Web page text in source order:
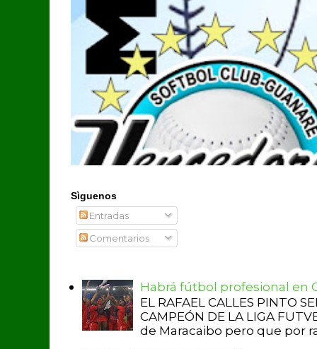
Sìguenos
Entradas
Comentarios
Habrá fútbol profesional en
EL RAFAEL CALLES PINTO
CAMPEÓN DE LA LIGA
de Maracaibo pero que por